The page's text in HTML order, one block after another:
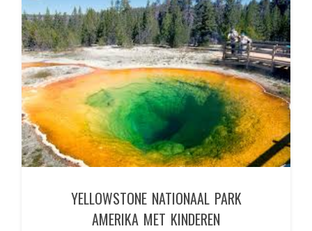
YELLOWSTONE NATIONAAL PARK
AMERIKA MET KINDEREN